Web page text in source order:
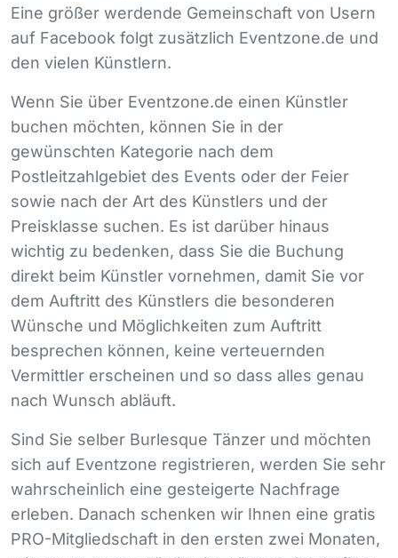
Eine größer werdende Gemeinschaft von Usern
auf Facebook folgt zusätzlich Eventzone.de und
den vielen Künstlern.
Wenn Sie über Eventzone.de einen Künstler
buchen möchten, können Sie in der
gewünschten Kategorie nach dem
Postleitzahlgebiet des Events oder der Feier
sowie nach der Art des Künstlers und der
Preisklasse suchen. Es ist darüber hinaus
wichtig zu bedenken, dass Sie die Buchung
direkt beim Künstler vornehmen, damit Sie vor
dem Auftritt des Künstlers die besonderen
Wünsche und Möglichkeiten zum Auftritt
besprechen können, keine verteuernden
Vermittler erscheinen und so dass alles genau
nach Wunsch abläuft.
Sind Sie selber Burlesque Tänzer und möchten
sich auf Eventzone registrieren, werden Sie sehr
wahrscheinlich eine gesteigerte Nachfrage
erleben. Danach schenken wir Ihnen eine gratis
PRO-Mitgliedschaft in den ersten zwei Monaten,